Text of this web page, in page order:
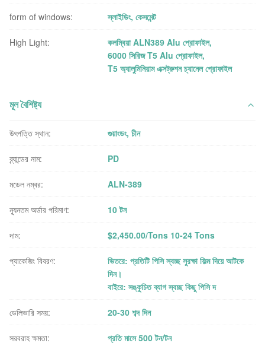
form of windows: স্লাইডিং, কেসমেন্ট
High Light: কলম্বিয়া ALN389 Alu প্রোফাইল,
6000 সিরিজ T5 Alu প্রোফাইল,
T5 অ্যালুমিনিয়াম এক্সট্রুশন চ্যানেল প্রোফাইল
মূল বৈশিষ্ট্য
উৎপত্তি স্থান: গুয়াংডং, চীন
ব্র্যান্ডের নাম: PD
মডেল নম্বর: ALN-389
ন্যূনতম অর্ডার পরিমাণ: 10 টন
দাম: $2,450.00/Tons 10-24 Tons
প্যাকেজিং বিবরণ:
ভিতরে: প্রতিটি পিসি স্বচ্ছ সুরক্ষা ফিল্ম দিয়ে আটকে
দিন।
বাইরে: সঙ্কুচিত ব্যাগ স্বচ্ছ কিছু পিসি দ
ডেলিভারি সময়: 20-30 শব্দ দিন
সরবরাহ ক্ষমতা: প্রতি মাসে 500 টন/টন